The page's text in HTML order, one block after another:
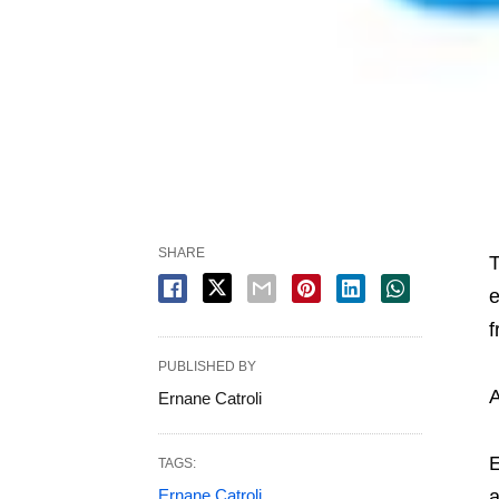
SHARE
PUBLISHED BY
Ernane Catroli
TAGS: